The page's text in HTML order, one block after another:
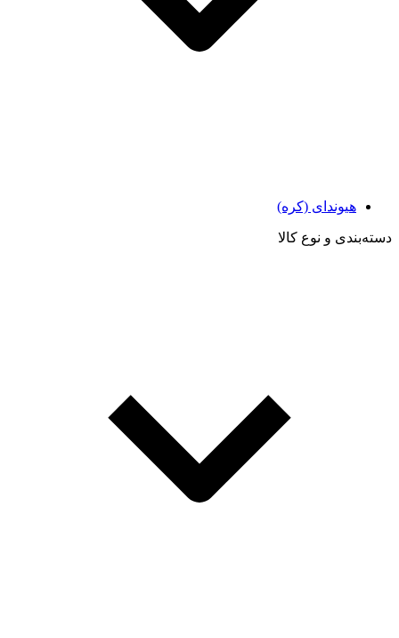
هیوندای (کره)
دسته‌بندی و نوع کالا